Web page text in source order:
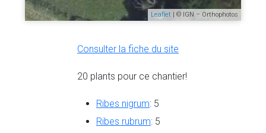
Leaflet | © IGN – Orthophotos
Consulter la fiche du site
20 plants pour ce chantier!
Ribes nigrum: 5
Ribes rubrum: 5